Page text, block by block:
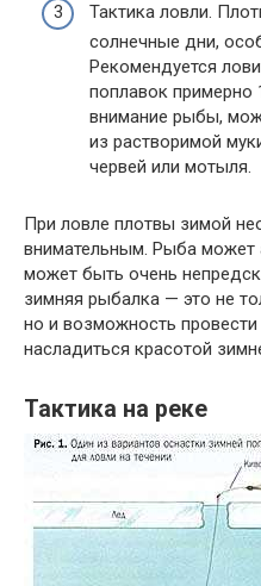
Тактика ловли.
солнечные дни,
Рекомендуется
поплавок примерно
внимание рыбы,
из растворимой
червей или мотыля.
При ловле плотвы зимой
внимательным. Рыба может
может быть очень
зимняя рыбалка — это не
но и возможность
насладиться красотой
Тактика на реке